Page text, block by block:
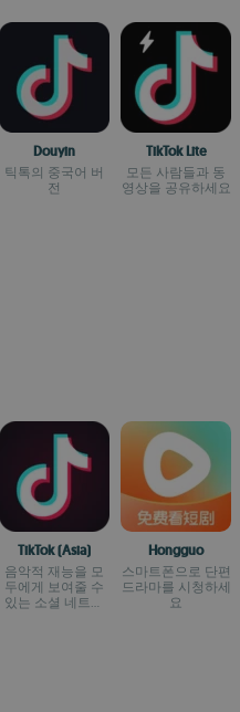
Douyin
틱톡의 중국어 버
전
TikTok Lite
모든 사람들과 동
영상을 공유하세요
TikTok (Asia)
음악적 재능을 모
두에게 보여줄 수
있는 소셜 네트워
Hongguo
스마트폰으로 단편
드라마를 시청하세
요